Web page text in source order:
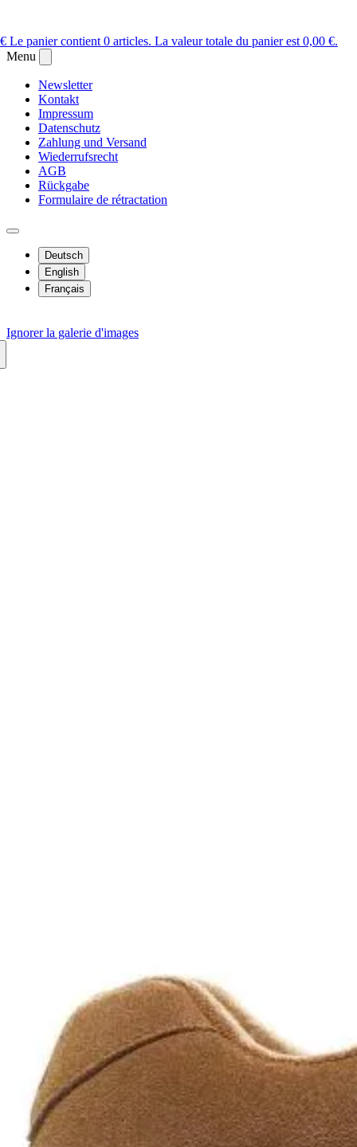
Le panier contient 0 articles. La valeur totale du panier est 0,00 €.
Menu
Newsletter
Kontakt
Impressum
Datenschutz
Zahlung und Versand
Wiederrufsrecht
AGB
Rückgabe
Formulaire de rétractation
Deutsch
English
Français
Ignorer la galerie d'images